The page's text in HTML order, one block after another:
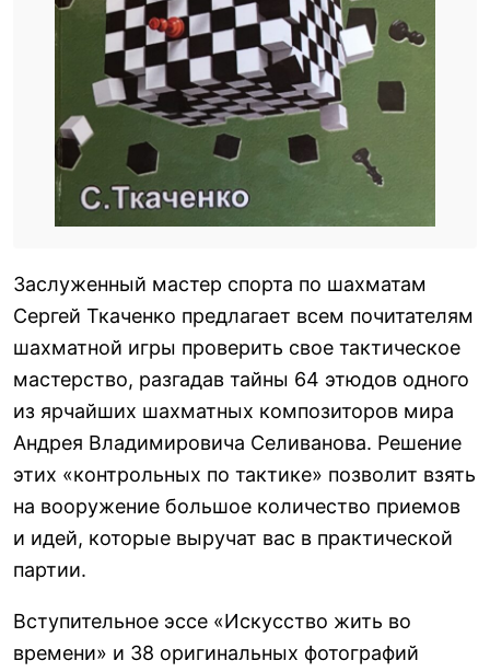
Заслуженный мастер спорта по шахматам
Сергей Ткаченко предлагает всем почитателям
шахматной игры проверить свое тактическое
мастерство, разгадав тайны 64 этюдов одного
из ярчайших шахматных композиторов мира
Андрея Владимировича Селиванова. Решение
этих «контрольных по тактике» позволит взять
на вооружение большое количество приемов
и идей, которые выручат вас в практической
партии.
Вступительное эссе «Искусство жить во
времени» и 38 оригинальных фотографий